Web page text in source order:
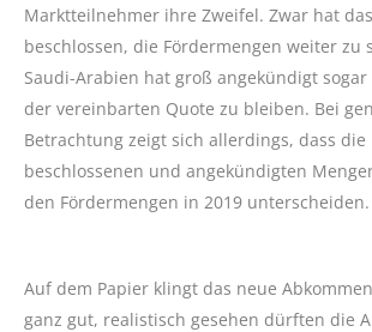
Marktteilnehmer ihre Zweifel. Zwar hat
beschlossen, die Fördermengen weiter zu
Saudi-Arabien hat groß angekündigt
der vereinbarten Quote zu bleiben. Bei
Betrachtung zeigt sich allerdings, dass die
beschlossenen und angekündigten
den Fördermengen in 2019 unterscheiden.
Auf dem Papier klingt das neue
ganz gut, realistisch gesehen dürften die